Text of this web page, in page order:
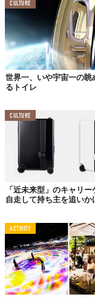
ちなみに、ギリシャ
る。
車椅子ユーザーと一
あるようだ。
「Beach Wheelchairs
CULTURE
世界一、いや宇宙一の眺
るトイレ
CULTURE
「近未来型」のキャリー
自走して持ち主を追いか
ACTIVITY